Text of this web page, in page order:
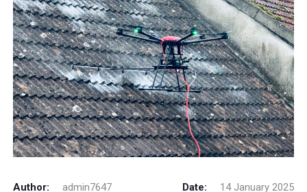
Author: admin7647 Date: 14 January 2025